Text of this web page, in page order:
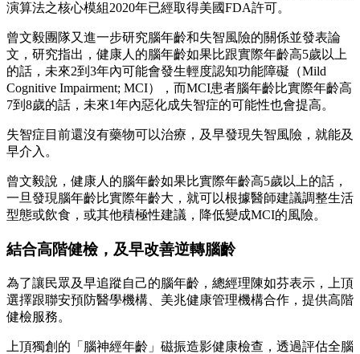
演算法之核心模組2020年已經取得美國FDA許可。
曾文毅團隊又進一步研究腦年齡和失智風險的關係並發表論
文，研究指出，健康人的腦年齡如果比跟實際年齡高5歲以上
的話，未來2到3年內可能會發生輕度認知功能障礙（Mild
Cognitive Impairment; MCI），而MCI患者腦年齡比實際年齡高
7到8歲的話，未來1年內惡化成失智症的可能性也會提高。
失智症目前還沒有藥物可以治療，及早發現失智風險，就能及
早介入。
曾文毅說，健康人的腦年齡如果比實際年齡高5歲以上的話，
一旦發現腦年齡比實際年齡大，就可以根據醫師建議調整生活
型態或飲食，或其他積極性建議，降低變成MCI的風險。
結合高階健檢，及早改善逆轉腦齡
為了讓民眾及早追蹤自己的腦年齡，總經理陳如芬表示，上頂
選擇跟聯安預防醫學機構、美兆健康管理機構合作，提供高階
健檢服務。
上頂獨創的「腦神經年齡」磁振造影健康檢查，透過評估全腦